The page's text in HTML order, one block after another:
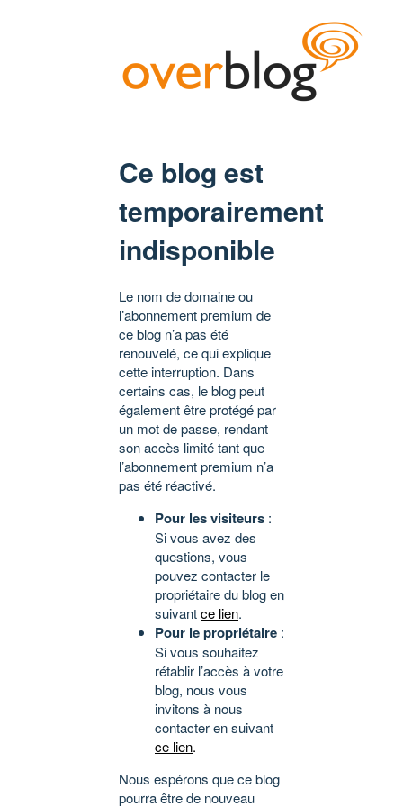
Ce blog est
temporairement
indisponible
Le nom de domaine ou
l’abonnement premium de
ce blog n’a pas été
renouvelé, ce qui explique
cette interruption. Dans
certains cas, le blog peut
également être protégé par
un mot de passe, rendant
son accès limité tant que
l’abonnement premium n’a
pas été réactivé.
Pour les visiteurs :
Si vous avez des
questions, vous
pouvez contacter le
propriétaire du blog en
suivantce lien.
Pour le propriétaire :
Si vous souhaitez
rétablir l’accès à votre
blog, nous vous
invitons à nous
contacter en suivant
ce lien.
Nous espérons que ce blog
pourra être de nouveau